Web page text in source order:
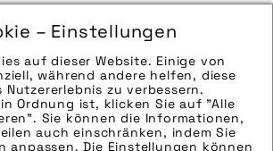
– Einstellungen
auf dieser Website. Einige von
während andere helfen, diese
Nutzererlebnis zu verbessern.
Ordnung ist, klicken Sie auf "Alle
Sie können die Informationen,
auch einschränken, indem Sie
anpassen. Die Einstellungen können
weiteren Recherche:
Scorpion fs 26 Enduro
Velotechnik
bremicker söhne kg,birdrace,